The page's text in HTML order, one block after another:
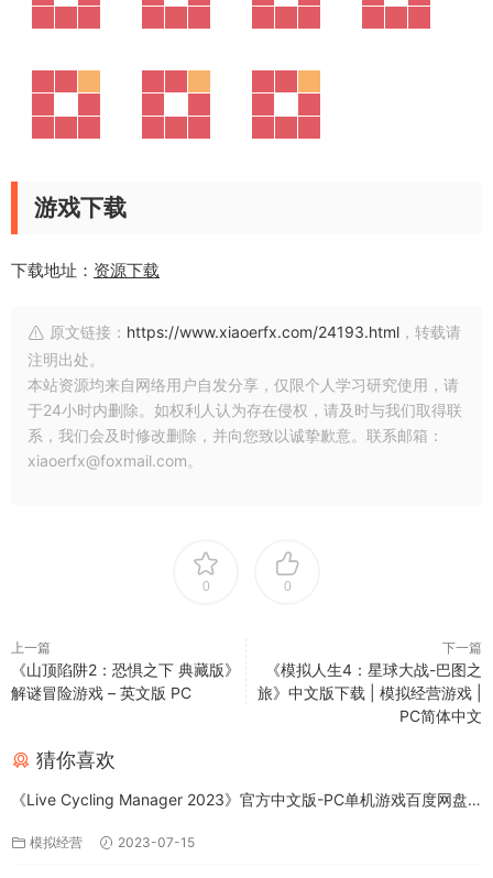
游戏下载
下载地址： 资源下载
原文链接： https://www.xiaoerfx.com/24193.html ，转载请
注明出处。
本站资源均来自网络用户自发分享，仅限个人学习研究使用，请
于24小时内删除。如权利人认为存在侵权，请及时与我们取得联
系，我们会及时修改删除，并向您致以诚挚歉意。联系邮箱：
xiaoerfx@foxmail.com。
0 0
上一篇
《山顶陷阱2：恐惧之下 典藏版》
解谜冒险游戏 – 英文版 PC
下一篇
《模拟人生4：星球大战-巴图之
旅》中文版下载 | 模拟经营游戏 |
PC简体中文
猜你喜欢
《Live Cycling Manager 2023》官方中文版-PC单机游戏百度网盘
模拟经营 2023-07-15